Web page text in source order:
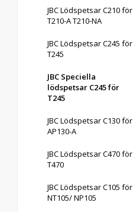
JBC Lödspetsar C210 för
T210-A T210-NA
JBC Lödspetsar C245 för
T245
JBC Speciella
lödspetsar C245 för
T245
JBC Lödspetsar C130 för
AP130-A
JBC Lödspetsar C470 för
T470
JBC Lödspetsar C105 för
NT105/ NP105